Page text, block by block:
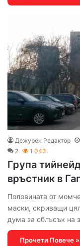
Дежурен Редактор
2
1 043
Група
връстник в
Половината от
маски, скриващи
дума за сблъсък на
Прочети Повече »